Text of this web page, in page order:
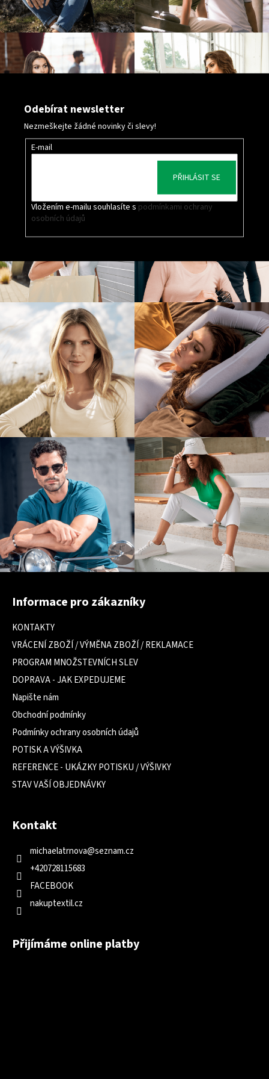
Odebírat newsletter
Nezmeškejte žádné novinky či slevy!
E-mail
Vložením e-mailu souhlasíte s podmínkami ochrany
osobních údajů
PŘIHLÁSIT SE
Z
Informace pro zákazníky
KONTAKTY
VRÁCENÍ ZBOŽÍ / VÝMĚNA ZBOŽÍ / REKLAMACE
PROGRAM MNOŽSTEVNÍCH SLEV
DOPRAVA - JAK EXPEDUJEME
Napište nám
Obchodní podmínky
Podmínky ochrany osobních údajů
POTISK A VÝŠIVKA
REFERENCE - UKÁZKY POTISKU / VÝŠIVKY
STAV VAŠÍ OBJEDNÁVKY
Kontakt
michaelatrnova@seznam.cz
+420728115683
FACEBOOK
nakuptextil.cz
Přijímáme online platby